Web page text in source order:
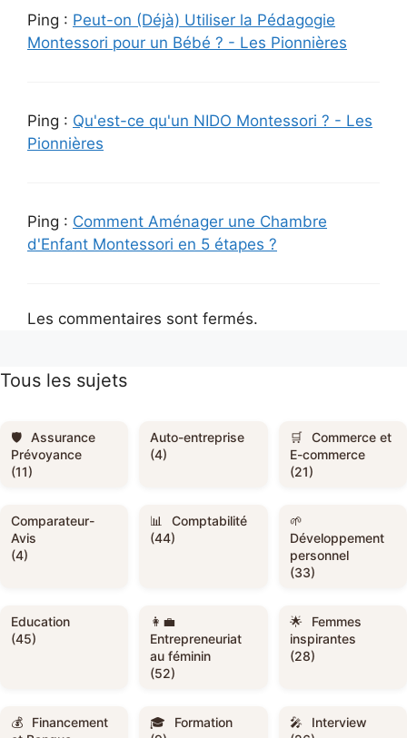
Ping : Peut-on (Déjà) Utiliser la Pédagogie
Montessori pour un Bébé ? - Les Pionnières
Ping : Qu'est-ce qu'un NIDO Montessori ? - Les
Pionnières
Ping : Comment Aménager une Chambre
d'Enfant Montessori en 5 étapes ?
Les commentaires sont fermés.
Tous les sujets
Assurance
Prévoyance
(11)
Auto-entreprise
(4)
Commerce et
E-commerce
(21)
Comparateur-
Avis
(4)
Comptabilité
(44)
Développement
personnel
(33)
Education
(45)
Entrepreneuriat
au féminin
(52)
Femmes
inspirantes
(28)
Financement
Formation
Interview